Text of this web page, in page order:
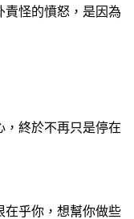
責怪的憤怒，是因為
，終於不再只是停在
在乎你，想幫你做些